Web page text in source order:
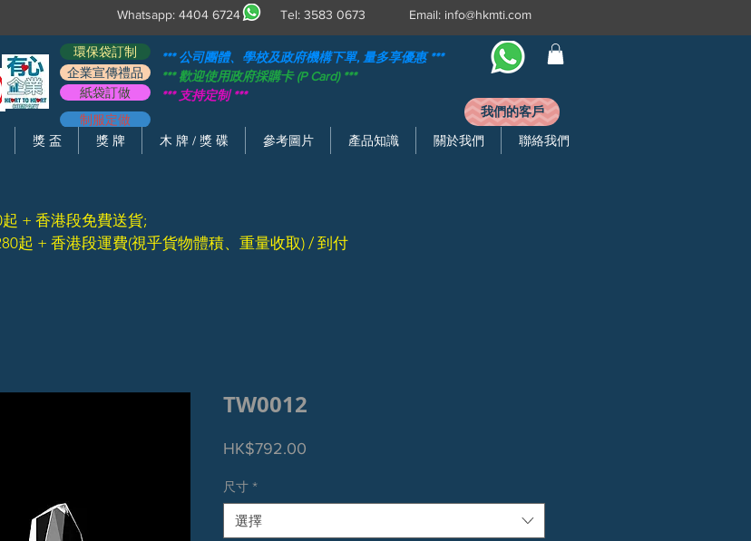
獎 盃 獎 牌 木 牌 / 獎 碟 參考圖片 產品知識 關於我們 聯絡我們
Whatsapp: 4404 6724 Tel: 3583 0673 Email: info@hkmti.com
環保袋訂制
企業宣傳禮品
紙袋訂做
制服定做
​*** 公司團體、學校及政府機構下單, 量多享優惠 ​***
​*** 歡迎使用政府採購卡 (P Card) ​***
​*** 支持定制 ​***
我們的客戶
+ 香港段免費送貨;
+ 香港段運費(視乎貨物體積、重量收取) / 到付
TW0012
HK$792.00
尺寸 *
選擇